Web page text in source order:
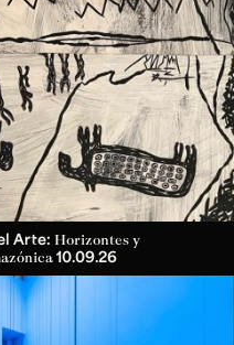
Arte: Horizontes y
10.09.26